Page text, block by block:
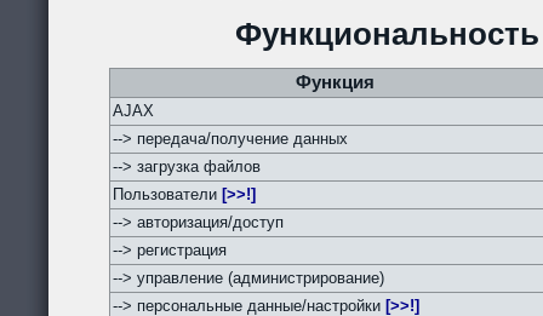
Функция
AJAX
--> передача/получение данных
--> загрузка файлов
Пользователи [>>!]
--> авторизация/доступ
--> регистрация
--> управление (администрирование)
--> персональные данные/настройки [>>!]